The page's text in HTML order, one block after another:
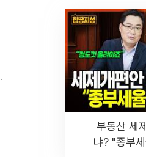
부동산 세
냐? "종부